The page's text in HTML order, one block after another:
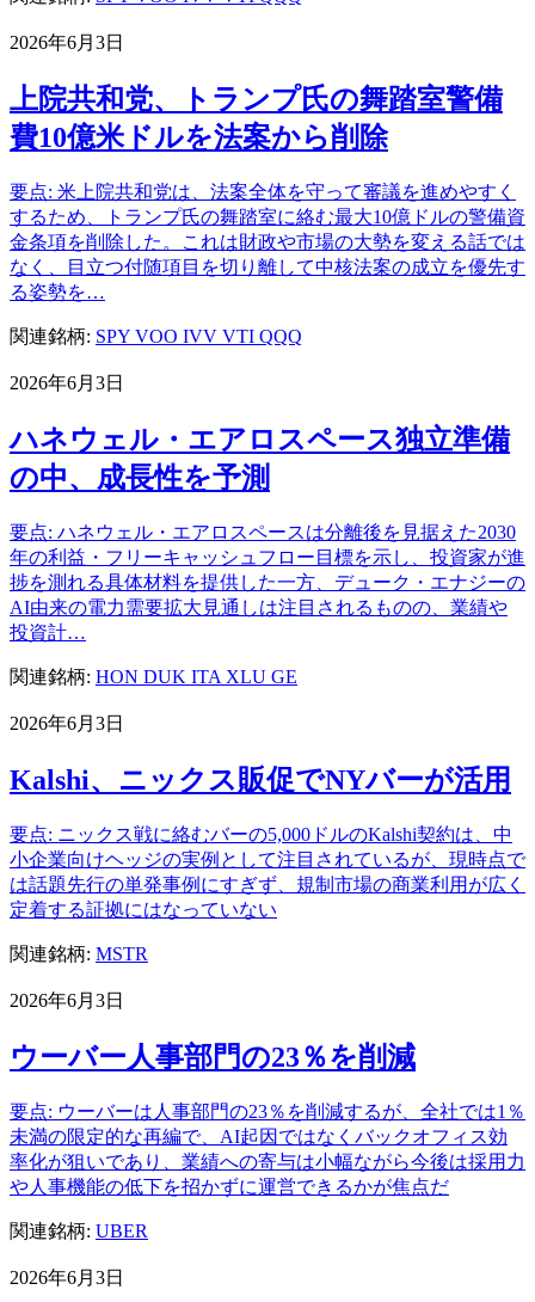
2026年6月3日
上院共和党、トランプ氏の舞踏室警備
費10億米ドルを法案から削除
要点: 米上院共和党は、法案全体を守って審議を進めやすく
するため、トランプ氏の舞踏室に絡む最大10億ドルの警備資
金条項を削除した。これは財政や市場の大勢を変える話では
なく、目立つ付随項目を切り離して中核法案の成立を優先す
る姿勢を…
関連銘柄: SPY VOO IVV VTI QQQ
2026年6月3日
ハネウェル・エアロスペース独立準備
の中、成長性を予測
要点: ハネウェル・エアロスペースは分離後を見据えた2030
年の利益・フリーキャッシュフロー目標を示し、投資家が進
捗を測れる具体材料を提供した一方、デューク・エナジーの
AI由来の電力需要拡大見通しは注目されるものの、業績や
投資計…
関連銘柄: HON DUK ITA XLU GE
2026年6月3日
Kalshi、ニックス販促でNYバーが活用
要点: ニックス戦に絡むバーの5,000ドルのKalshi契約は、中
小企業向けヘッジの実例として注目されているが、現時点で
は話題先行の単発事例にすぎず、規制市場の商業利用が広く
定着する証拠にはなっていない
関連銘柄: MSTR
2026年6月3日
ウーバー人事部門の23％を削減
要点: ウーバーは人事部門の23％を削減するが、全社では1％
未満の限定的な再編で、AI起因ではなくバックオフィス効
率化が狙いであり、業績への寄与は小幅ながら今後は採用力
や人事機能の低下を招かずに運営できるかが焦点だ
関連銘柄: UBER
2026年6月3日